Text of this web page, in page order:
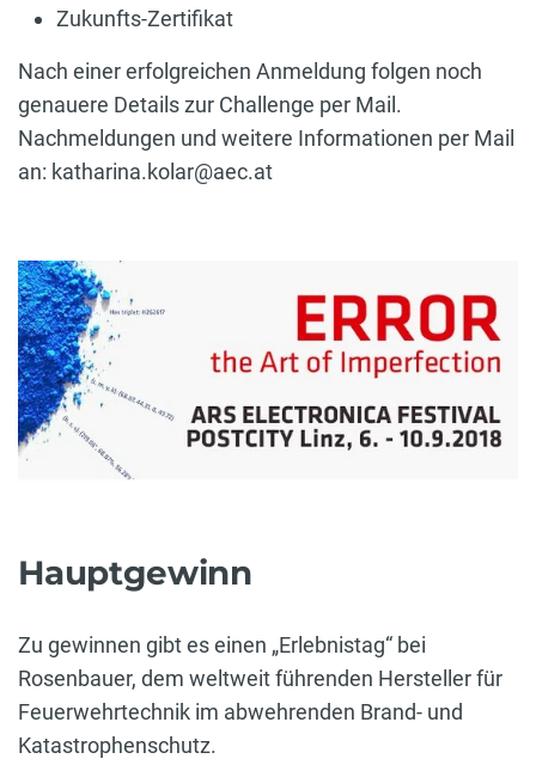
Zukunfts-Zertifikat
Nach einer erfolgreichen Anmeldung folgen noch
genauere Details zur Challenge per Mail.
Nachmeldungen und weitere Informationen per Mail
an: katharina.kolar@aec.at
Hauptgewinn
Zu gewinnen gibt es einen „Erlebnistag“ bei
Rosenbauer, dem weltweit führenden Hersteller für
Feuerwehrtechnik im abwehrenden Brand- und
Katastrophenschutz.